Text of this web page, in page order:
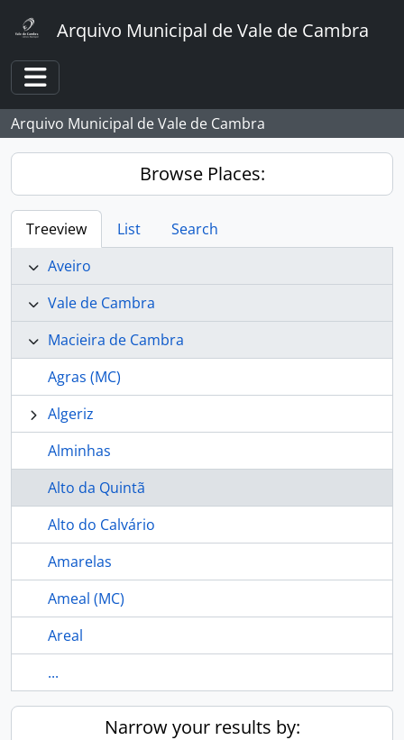
Arquivo Municipal de Vale de Cambra
Toggle navigation
Arquivo Municipal de Vale de Cambra
Browse Places:
Treeview List
Search
Aveiro
Vale de Cambra
Macieira de Cambra
Agras (MC)
Algeriz
Alminhas
Alto da Quintã
Alto do Calvário
Amarelas
Ameal (MC)
Areal
...
Narrow your results by: